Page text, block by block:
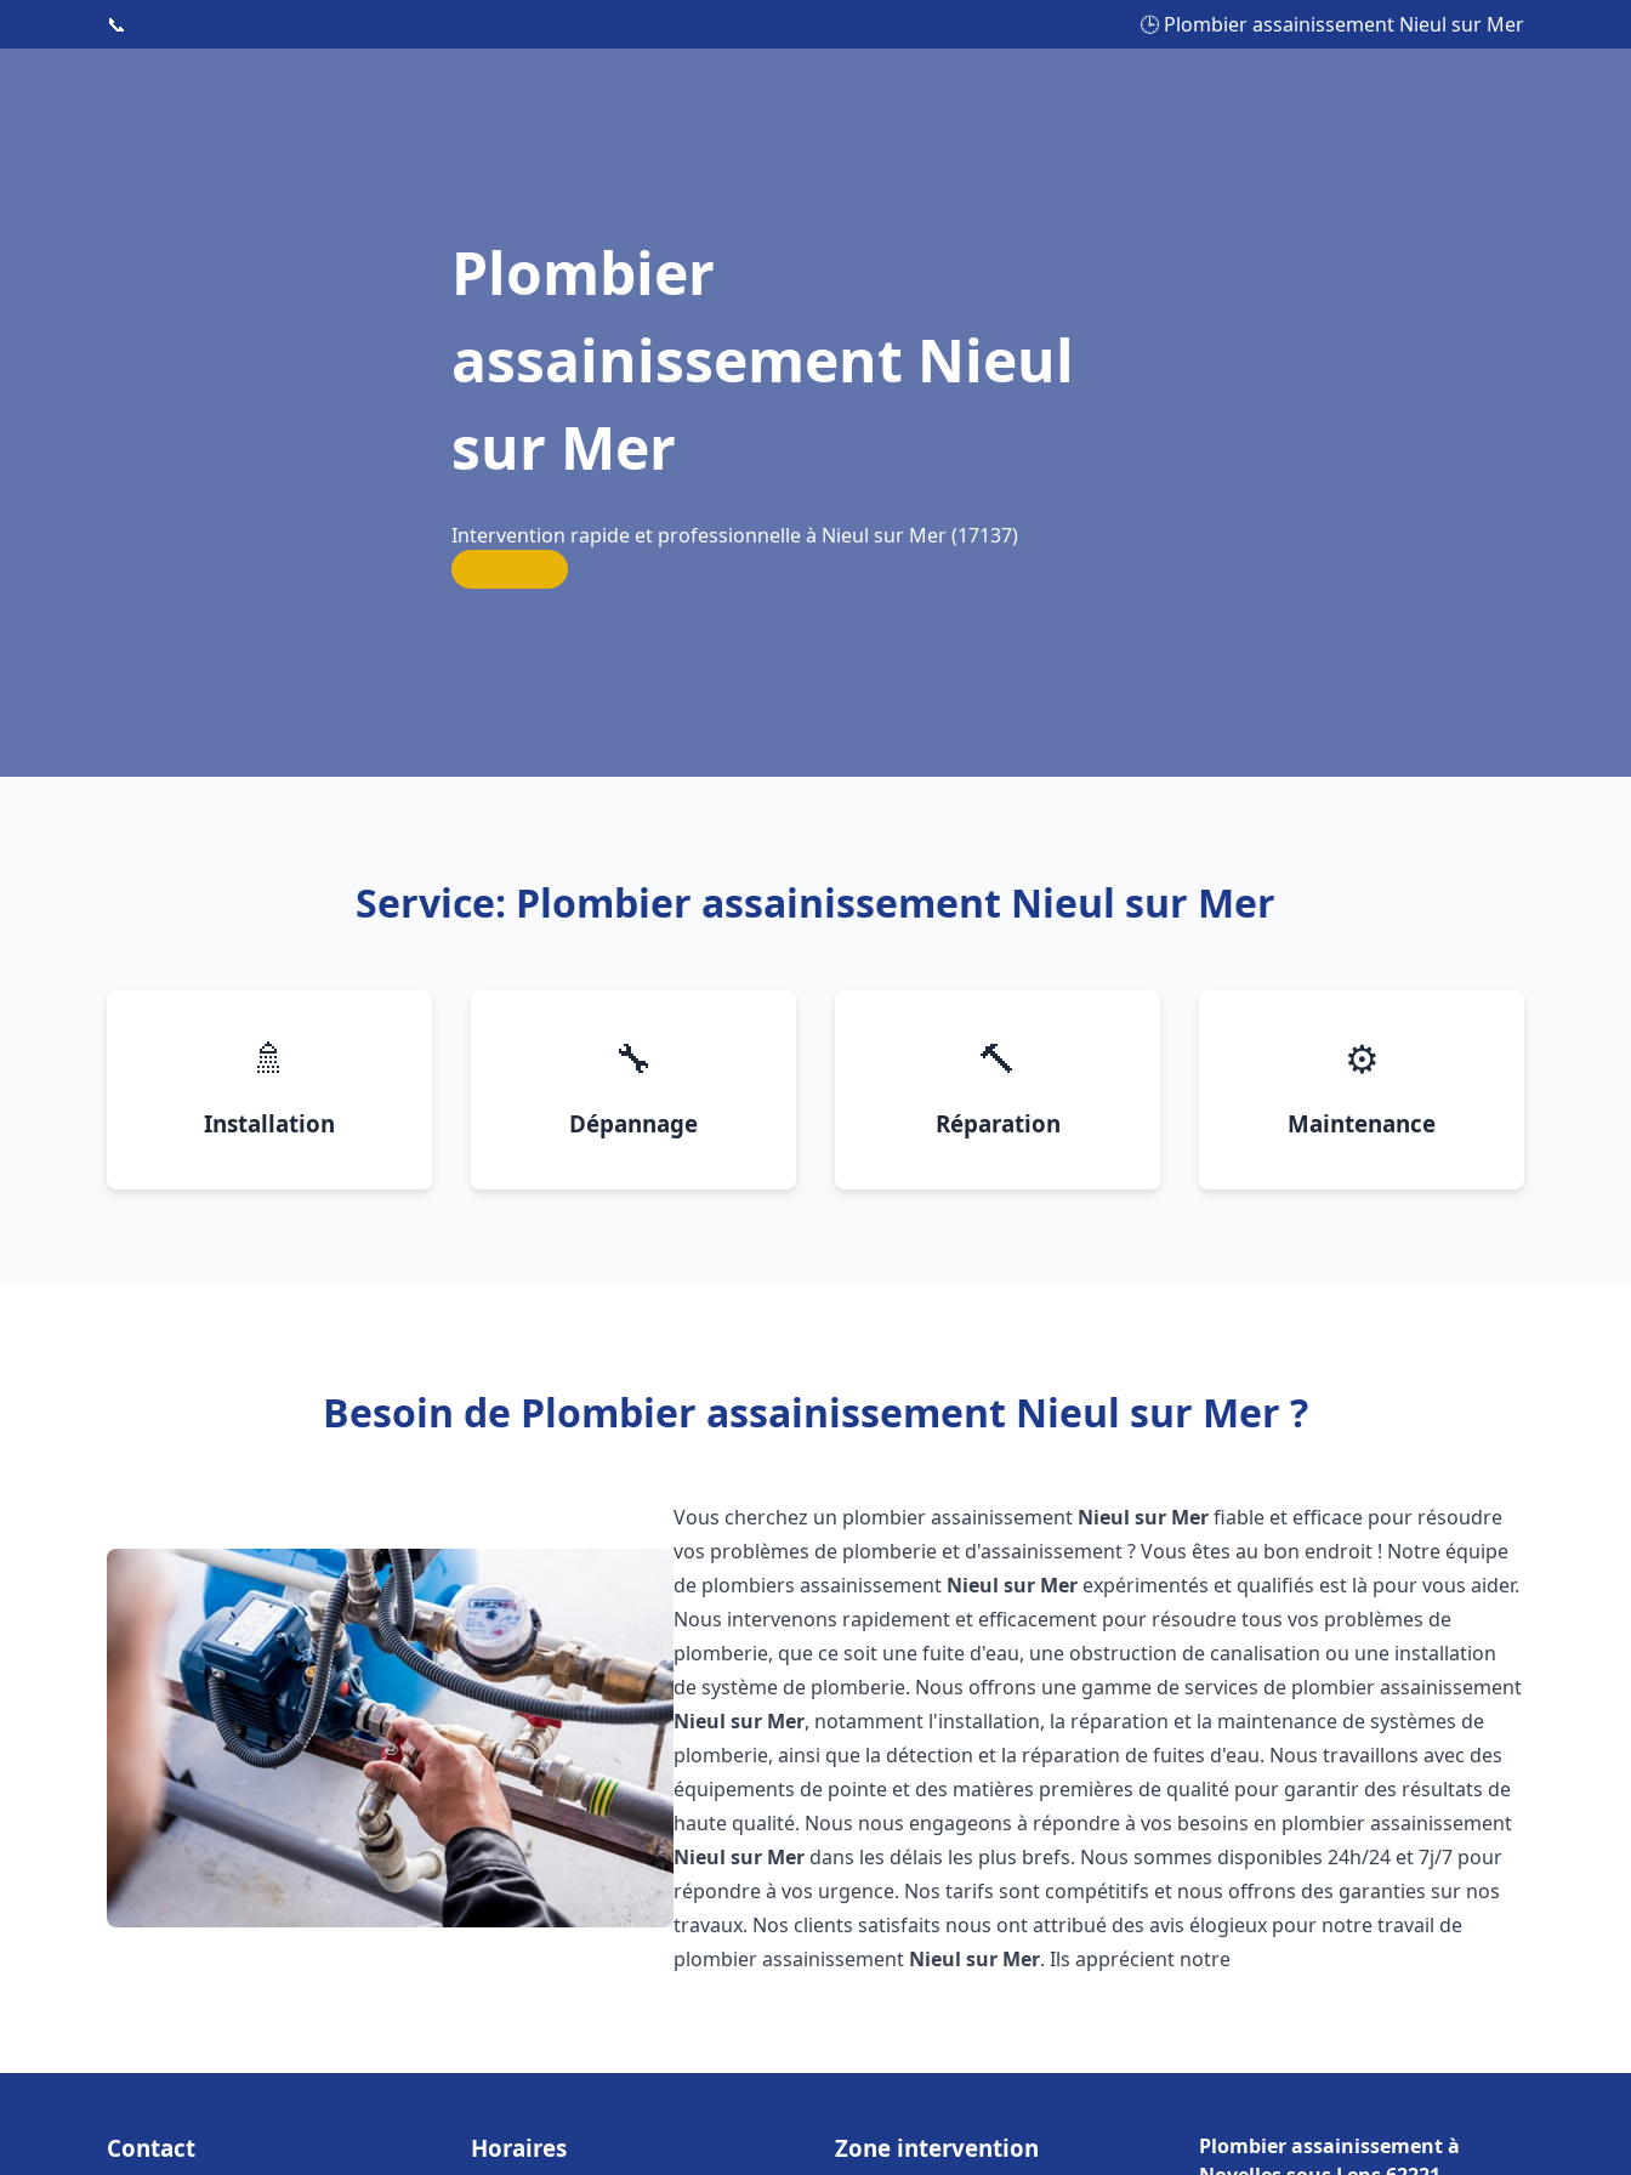
📞 🕒 Plombier assainissement Nieul sur Mer
Plombier
assainissement Nieul
sur Mer
Intervention rapide et professionnelle à Nieul sur Mer (17137)
Service: Plombier assainissement Nieul sur Mer
🚿
Installation
🔧
Dépannage
🔨
Réparation
⚙️
Maintenance
Besoin de Plombier assainissement Nieul sur Mer ?
Vous cherchez un plombier assainissement Nieul sur Merfiable et efficace pour résoudre
vos problèmes de plomberie et d'assainissement ? Vous êtes au bon endroit ! Notre équipe
de plombiers assainissement Nieul sur Mer expérimentés et qualifiés est là pour vous aider.
Nous intervenons rapidement et efficacement pour résoudre tous vos problèmes de
plomberie, que ce soit une fuite d'eau, une obstruction de canalisation ou une installation
de système de plomberie. Nous offrons une gamme de services de plombier assainissement
Nieul sur Mer, notamment l'installation, la réparation et la maintenance de systèmes de
plomberie, ainsi que la détection et la réparation de fuites d'eau. Nous travaillons avec des
équipements de pointe et des matières premières de qualité pour garantir des résultats de
haute qualité. Nous nous engageons à répondre à vos besoins en plombier assainissement
Nieul sur Mer dans les délais les plus brefs. Nous sommes disponibles 24h/24 et 7j/7 pour
répondre à vos urgence. Nos tarifs sont compétitifs et nous offrons des garanties sur nos
travaux. Nos clients satisfaits nous ont attribué des avis élogieux pour notre travail de
plombier assainissement Nieul sur Mer. Ils apprécient notre
Contact Horaires Zone intervention
Plombier assainissement à